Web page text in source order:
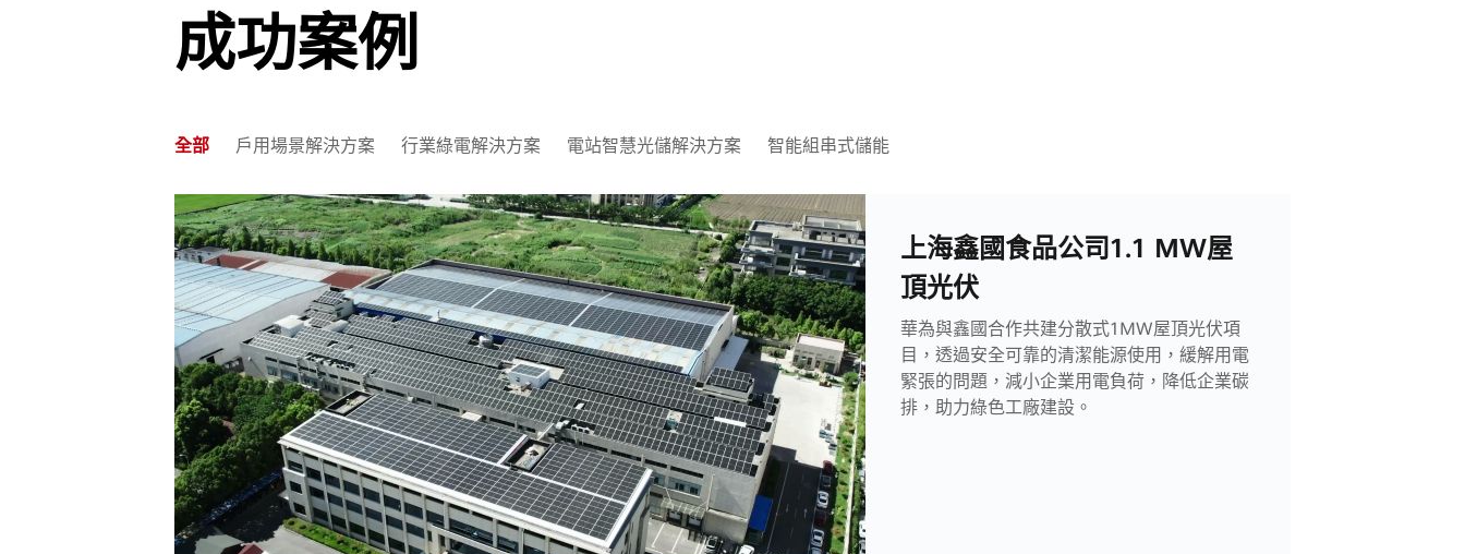
成功案例
全部 戶用場景解決方案 行業綠電解決方案 電站智慧光儲解決方案 智能組串式儲能
上海鑫國食品公司1.1 MW屋
頂光伏
華為與鑫國合作共建分散式1MW屋頂光伏項
目，透過安全可靠的清潔能源使用，緩解用電
緊張的問題，減小企業用電負荷，降低企業碳
排，助力綠色工廠建設。